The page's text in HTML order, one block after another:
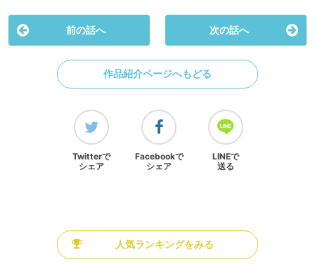
前の話へ 次の話へ
作品紹介ページへもどる
Twitterで
シェア
Facebookで
シェア
LINEで
送る
人気ランキングをみる